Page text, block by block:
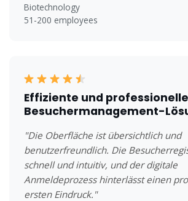
Biotechnology
51-200 employees
Effiziente und professionelle
Besuchermanagement-
"Die Oberfläche ist übersichtlich und
benutzerfreundlich. Die
schnell und intuitiv, und der digitale
Anmeldeprozess hinterlässt einen
ersten Eindruck."